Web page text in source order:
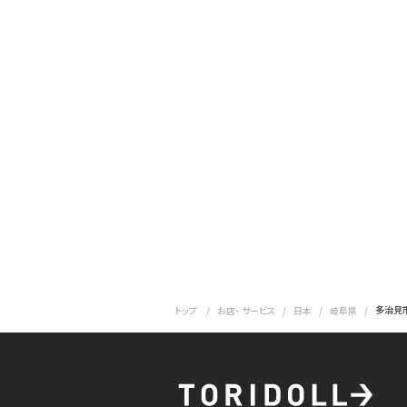
トップ お店・ サービス 日本 岐阜県 多治見